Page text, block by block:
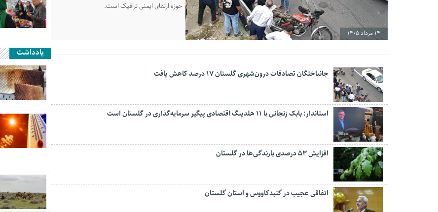
14 مرداد 1405
حوزه ارتقای ایمنی ترافیک است.
جانباختگان تصادفات درون‌شهری گلستان ۱۷ درصد کاهش یافت
استاندار: بابک زنجانی با ۱۱ هلدینگ اقتصادی پیگیر سرمایه‌گذاری در گلستان است
افزایش ۵۳ درصدی بارندگی‌ها در گلستان
اتفاقی عجیب در‌ گنبدکاووس و استان گلستان
یادداشت